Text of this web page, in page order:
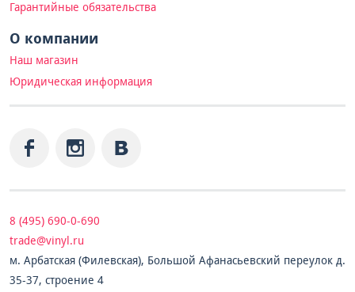
Гарантийные обязательства
О компании
Наш магазин
Юридическая информация
8 (495) 690-0-690
trade@vinyl.ru
м. Арбатская (Филевская), Большой Афанасьевский переулок д.
35-37, строение 4